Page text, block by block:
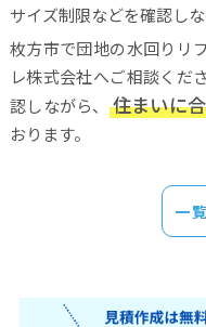
サイズ制限などを確認し
枚方市で団地の水回りリ
レ株式会社へご相談くだ
認しながら、
住まいに
おります。
一